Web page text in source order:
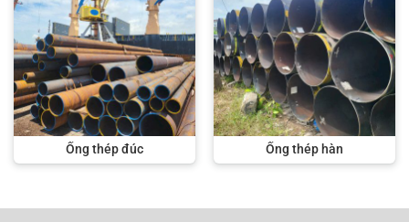
Ống thép đúc Ống thép hàn